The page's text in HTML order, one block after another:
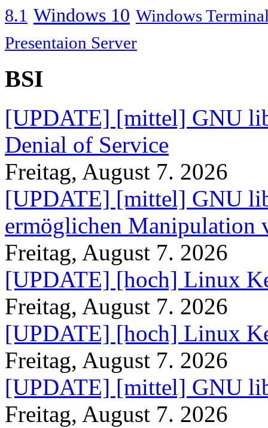
8.1 Windows 10 Windows
Presentaion Server
BSI
[UPDATE] [mittel] GNU
Denial of Service
Freitag, August 7. 2026
[UPDATE] [mittel] GNU
ermöglichen Manipulation
Freitag, August 7. 2026
[UPDATE] [hoch] Linux
Freitag, August 7. 2026
[UPDATE] [hoch] Linux
Freitag, August 7. 2026
[UPDATE] [mittel] GNU
Freitag, August 7. 2026